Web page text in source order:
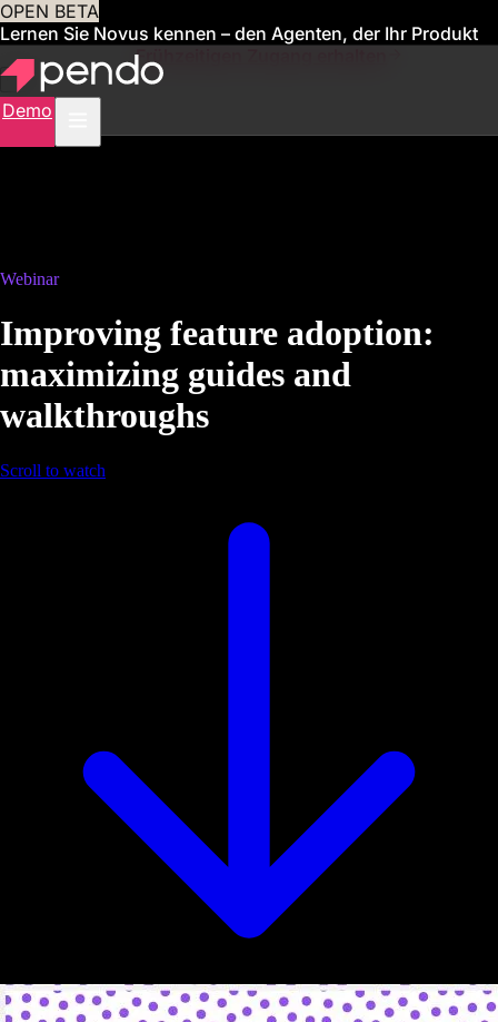
OPEN BETA
Lernen Sie Novus kennen – den Agenten, der Ihr Produkt
für Sie verwaltetFrühzeitigen Zugang erhalten
Demo
Webinar
Improving feature adoption:
maximizing guides and
walkthroughs
Scroll to watch